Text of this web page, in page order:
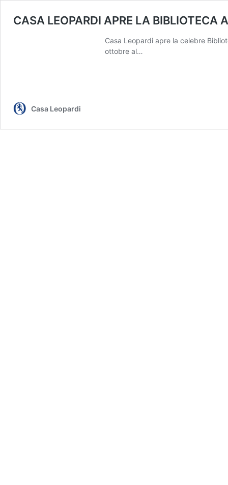
CASA LEOPARDI APRE LA BIBLIOTECA
Casa Leopardi apre la celebre
ottobre al…
Casa Leopardi